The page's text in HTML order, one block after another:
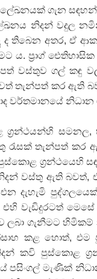
ගැන
නිදන් වදුල
ද තිබෙන අතර, ඒ
ය. ප‍්‍රාග්
වස්තුව ගල් කඳු
තැන්පත් කර ඇති
වර්තමානයේ
ග‍්‍රන්ථයන්හි
රැසක් තැන්පත් කර
ග‍්‍රන්ථයෙහි
වස්තු ඇති බවත්,
එන දැහැමි
වැඩිදුරටත්
ලබා ගැනීමට
කළ හොත්, එම
කවි පුස්කොළ
පසිංගල් මැණික්